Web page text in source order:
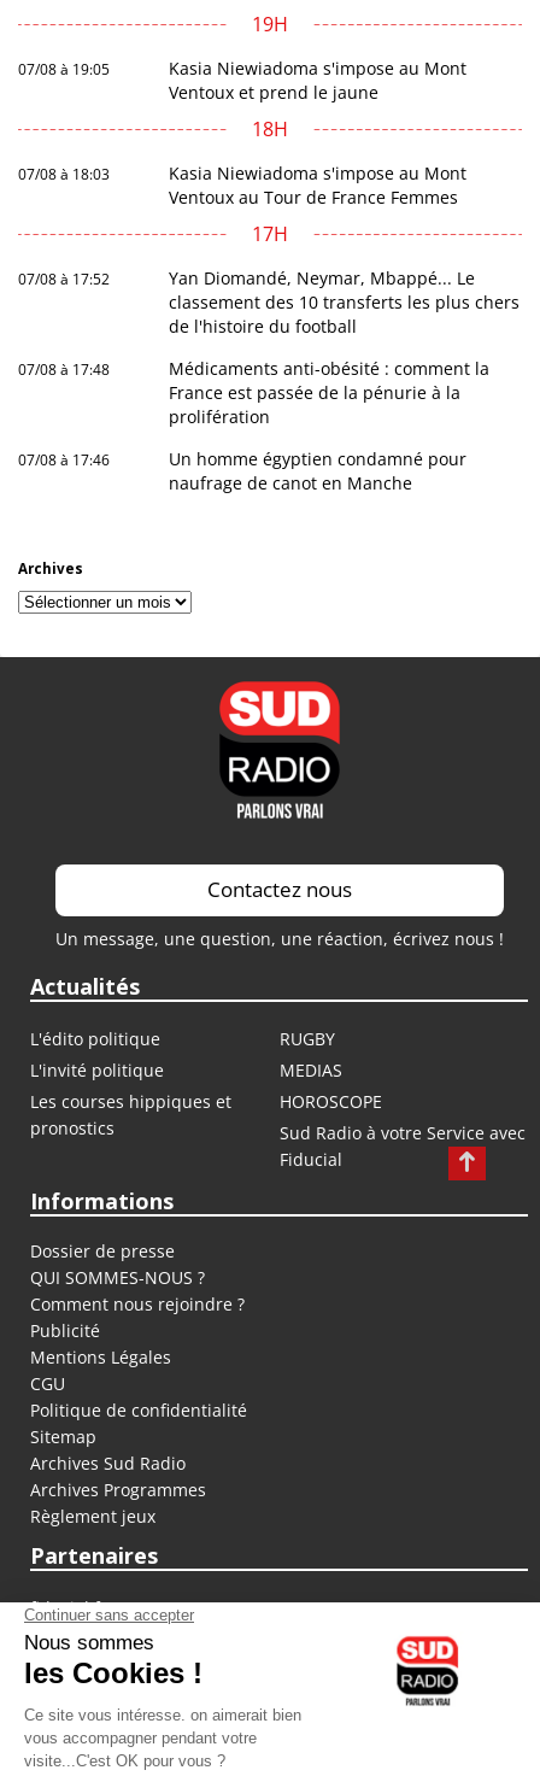
19H
07/08 à 19:05
Kasia Niewiadoma s'impose au Mont
Ventoux et prend le jaune
18H
07/08 à 18:03
Kasia Niewiadoma s'impose au Mont
Ventoux au Tour de France Femmes
17H
07/08 à 17:52
Yan Diomandé, Neymar, Mbappé... Le
classement des 10 transferts les plus chers
de l'histoire du football
07/08 à 17:48
Médicaments anti-obésité : comment la
France est passée de la pénurie à la
prolifération
07/08 à 17:46
Un homme égyptien condamné pour
naufrage de canot en Manche
Archives
Archives
Contactez nous
Un message, une question, une réaction, écrivez nous !
Actualités
L'édito politique
RUGBY
L'invité politique
MEDIAS
Les courses hippiques et
pronostics
HOROSCOPE
Sud Radio à votre Service avec
Fiducial
Informations
Dossier de presse
QUI SOMMES-NOUS ?
Comment nous rejoindre ?
Publicité
Mentions Légales
CGU
Politique de confidentialité
Sitemap
Archives Sud Radio
Archives Programmes
Règlement jeux
Partenaires
fiducial.fr
lyoncapitale.fr
olympique-et-lyonnais.com
L'application Iphone / Android